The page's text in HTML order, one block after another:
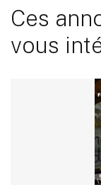
Ces
vous